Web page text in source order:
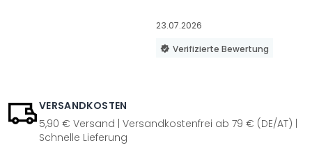
23.07.2026
Verifizierte Bewertung
VERSANDKOSTEN
5,90 € Versand | Versandkostenfrei ab 79 € (DE/AT) |
Schnelle Lieferung